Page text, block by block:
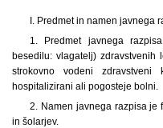
I. Predmet in namen javnega
1.
Predmet javnega
besedilu: vlagatelj)
strokovno vodeni
hospitalizirani ali pogosteje bolni.
2. Namen javnega razpisa je
in šolarjev.